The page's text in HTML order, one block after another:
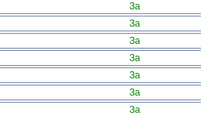
За
За
За
За
За
За
За